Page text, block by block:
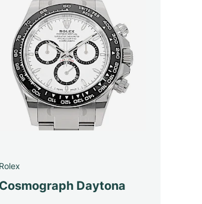
Rolex
Cosmograph Daytona